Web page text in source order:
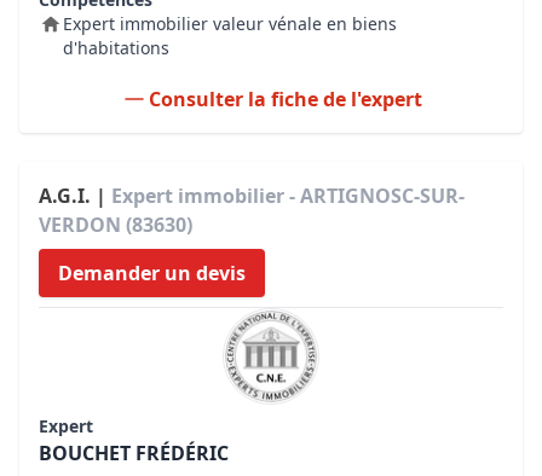
Expert immobilier valeur vénale en biens
d'habitations
Consulter la fiche de l'expert
A.G.I. | Expert immobilier - ARTIGNOSC-SUR-
VERDON (83630)
Demander un devis
Expert
BOUCHET FRÉDÉRIC